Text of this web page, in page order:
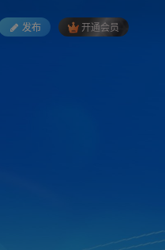
发布 开通会员